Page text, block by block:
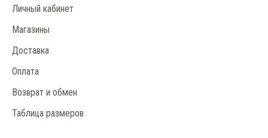
Личный кабинет
Магазины
Доставка
Оплата
Возврат и обмен
Таблица размеров